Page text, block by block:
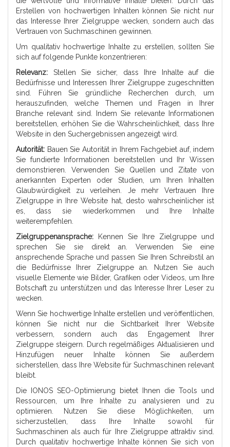
Erstellen von hochwertigen Inhalten können Sie nicht nur
das Interesse Ihrer Zielgruppe wecken, sondern auch das
Vertrauen von Suchmaschinen gewinnen.
Um qualitativ hochwertige Inhalte zu erstellen, sollten Sie
sich auf folgende Punkte konzentrieren:
Relevanz: Stellen Sie sicher, dass Ihre Inhalte auf die
Bedürfnisse und Interessen Ihrer Zielgruppe zugeschnitten
sind. Führen Sie gründliche Recherchen durch, um
herauszufinden, welche Themen und Fragen in Ihrer
Branche relevant sind. Indem Sie relevante Informationen
bereitstellen, erhöhen Sie die Wahrscheinlichkeit, dass Ihre
Website in den Suchergebnissen angezeigt wird.
Autorität: Bauen Sie Autorität in Ihrem Fachgebiet auf, indem
Sie fundierte Informationen bereitstellen und Ihr Wissen
demonstrieren. Verwenden Sie Quellen und Zitate von
anerkannten Experten oder Studien, um Ihren Inhalten
Glaubwürdigkeit zu verleihen. Je mehr Vertrauen Ihre
Zielgruppe in Ihre Website hat, desto wahrscheinlicher ist
es, dass sie wiederkommen und Ihre Inhalte
weiterempfehlen.
Zielgruppenansprache: Kennen Sie Ihre Zielgruppe und
sprechen Sie sie direkt an. Verwenden Sie eine
ansprechende Sprache und passen Sie Ihren Schreibstil an
die Bedürfnisse Ihrer Zielgruppe an. Nutzen Sie auch
visuelle Elemente wie Bilder, Grafiken oder Videos, um Ihre
Botschaft zu unterstützen und das Interesse Ihrer Leser zu
wecken.
Wenn Sie hochwertige Inhalte erstellen und veröffentlichen,
können Sie nicht nur die Sichtbarkeit Ihrer Website
verbessern, sondern auch das Engagement Ihrer
Zielgruppe steigern. Durch regelmäßiges Aktualisieren und
Hinzufügen neuer Inhalte können Sie außerdem
sicherstellen, dass Ihre Website für Suchmaschinen relevant
bleibt.
Die IONOS SEO-Optimierung bietet Ihnen die Tools und
Ressourcen, um Ihre Inhalte zu analysieren und zu
optimieren. Nutzen Sie diese Möglichkeiten, um
sicherzustellen, dass Ihre Inhalte sowohl für
Suchmaschinen als auch für Ihre Zielgruppe attraktiv sind.
Durch qualitativ hochwertige Inhalte können Sie sich von